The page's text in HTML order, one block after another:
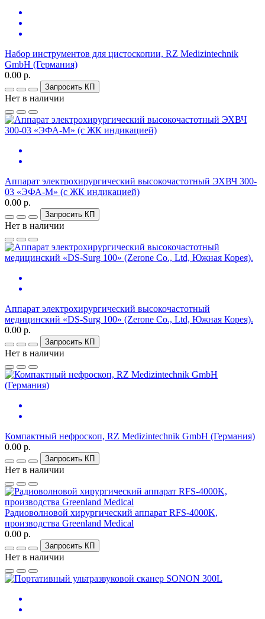
Набор инструментов для цистоскопии, RZ Medizintechnik
GmbH (Германия)
0.00 р.
Запросить КП
Нет в наличии
Аппарат электрохирургический высокочастотный ЭХВЧ 300-
03 «ЭФА-М» (c ЖК индикацией)
0.00 р.
Запросить КП
Нет в наличии
Аппарат электрохирургический высокочастотный
медицинский «DS-Surg 100» (Zerone Co., Ltd, Южная Корея).
0.00 р.
Запросить КП
Нет в наличии
Компактный нефроскоп, RZ Medizintechnik GmbH (Германия)
0.00 р.
Запросить КП
Нет в наличии
Радиоволновой хирургический аппарат RFS-4000K,
производства Greenland Medical
0.00 р.
Запросить КП
Нет в наличии